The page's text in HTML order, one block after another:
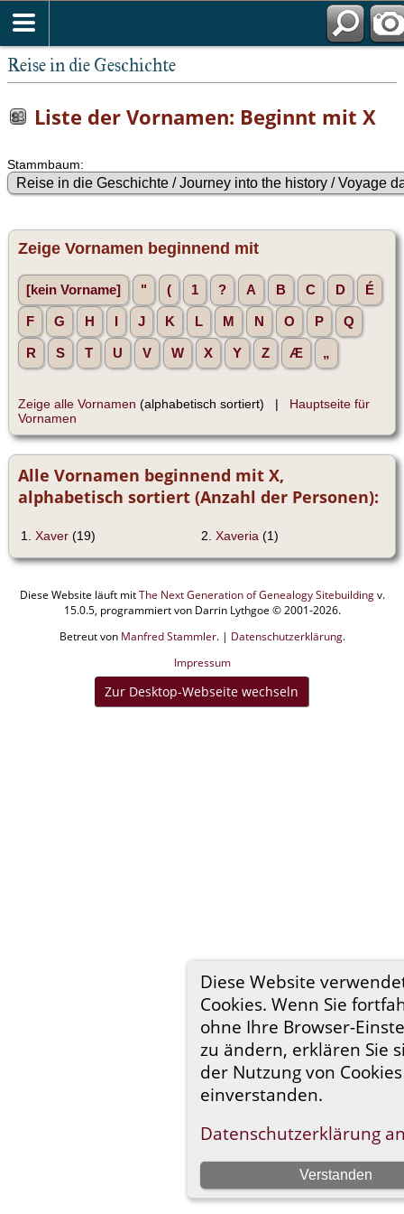
Reise in die Geschichte
Diese Website
Cookies. Wenn Sie
ohne Ihre Browser-
zu ändern, erklären Sie
der Nutzung von Cookies
einverstanden.
Datenschutzerklärung
Verstanden
Liste der Vornamen: Beginnt mit X
Stammbaum:
Zeige Vornamen beginnend mit
[kein Vorname] " ( 1 ? A B C D É
F G H J K L M N O P Q
R S T U V W X Y Z Æ „
Zeige alle Vornamen (alphabetisch sortiert) | Hauptseite für
Vornamen
Alle Vornamen beginnend mit X,
alphabetisch sortiert (Anzahl der Personen):
1. Xaver (19) 2. Xaveria (1)
Diese Website läuft mitThe Next Generation of Genealogy Sitebuildingv.
15.0.5, programmiert von Darrin Lythgoe © 2001-2026.
Betreut von Manfred Stammler. | Datenschutzerklärung.
Impressum
Zur Desktop-Webseite wechseln